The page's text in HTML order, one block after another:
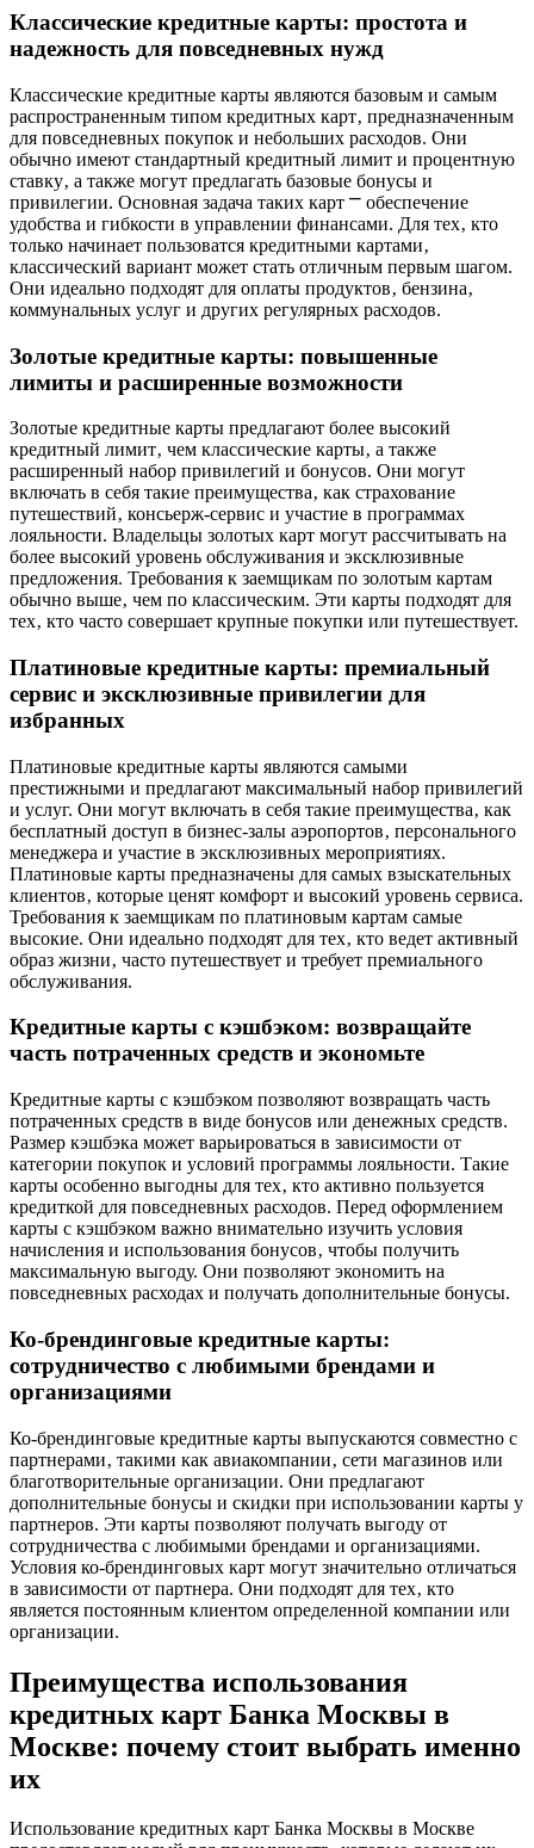
Классические кредитные карты: простота и
надежность для повседневных нужд
Классические кредитные карты являются базовым и самым
распространенным типом кредитных карт‚ предназначенным
для повседневных покупок и небольших расходов. Они
обычно имеют стандартный кредитный лимит и процентную
ставку‚ а также могут предлагать базовые бонусы и
привилегии. Основная задача таких карт ⎻ обеспечение
удобства и гибкости в управлении финансами. Для тех‚ кто
только начинает пользоватся кредитными картами‚
классический вариант может стать отличным первым шагом.
Они идеально подходят для оплаты продуктов‚ бензина‚
коммунальных услуг и других регулярных расходов.
Золотые кредитные карты: повышенные
лимиты и расширенные возможности
Золотые кредитные карты предлагают более высокий
кредитный лимит‚ чем классические карты‚ а также
расширенный набор привилегий и бонусов. Они могут
включать в себя такие преимущества‚ как страхование
путешествий‚ консьерж-сервис и участие в программах
лояльности. Владельцы золотых карт могут рассчитывать на
более высокий уровень обслуживания и эксклюзивные
предложения. Требования к заемщикам по золотым картам
обычно выше‚ чем по классическим. Эти карты подходят для
тех‚ кто часто совершает крупные покупки или путешествует.
Платиновые кредитные карты: премиальный
сервис и эксклюзивные привилегии для
избранных
Платиновые кредитные карты являются самыми
престижными и предлагают максимальный набор привилегий
и услуг. Они могут включать в себя такие преимущества‚ как
бесплатный доступ в бизнес-залы аэропортов‚ персонального
менеджера и участие в эксклюзивных мероприятиях.
Платиновые карты предназначены для самых взыскательных
клиентов‚ которые ценят комфорт и высокий уровень сервиса.
Требования к заемщикам по платиновым картам самые
высокие. Они идеально подходят для тех‚ кто ведет активный
образ жизни‚ часто путешествует и требует премиального
обслуживания.
Кредитные карты с кэшбэком: возвращайте
часть потраченных средств и экономьте
Кредитные карты с кэшбэком позволяют возвращать часть
потраченных средств в виде бонусов или денежных средств.
Размер кэшбэка может варьироваться в зависимости от
категории покупок и условий программы лояльности. Такие
карты особенно выгодны для тех‚ кто активно пользуется
кредиткой для повседневных расходов. Перед оформлением
карты с кэшбэком важно внимательно изучить условия
начисления и использования бонусов‚ чтобы получить
максимальную выгоду. Они позволяют экономить на
повседневных расходах и получать дополнительные бонусы.
Ко-брендинговые кредитные карты:
сотрудничество с любимыми брендами и
организациями
Ко-брендинговые кредитные карты выпускаются совместно с
партнерами‚ такими как авиакомпании‚ сети магазинов или
благотворительные организации. Они предлагают
дополнительные бонусы и скидки при использовании карты у
партнеров. Эти карты позволяют получать выгоду от
сотрудничества с любимыми брендами и организациями.
Условия ко-брендинговых карт могут значительно отличаться
в зависимости от партнера. Они подходят для тех‚ кто
является постоянным клиентом определенной компании или
организации.
Преимущества использования
кредитных карт Банка Москвы в
Москве: почему стоит выбрать именно
их
Использование кредитных карт Банка Москвы в Москве